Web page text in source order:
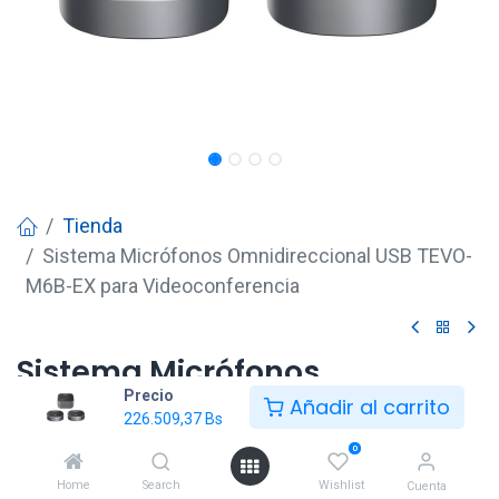
Precio
226.509,37Bs Añadir al carrito
Home Search
0
Wishlist Cuenta
Tienda
Sistema Micrófonos Omnidireccional USB TEVO-
M6B-EX para Videoconferencia
Sistema Micrófonos
Omnidireccional USB TEVO-
M6B-EX para
Videoconferencia